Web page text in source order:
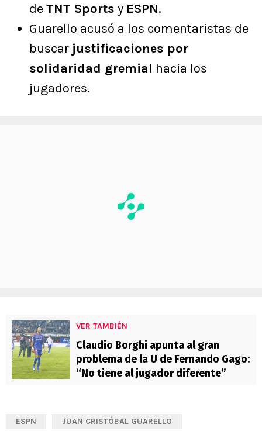
deTNT Sports y ESPN.
Guarello acusó a los comentaristas de
buscar justificaciones por
solidaridad gremial hacia los
jugadores.
VER TAMBIÉN
Claudio Borghi apunta al gran
problema de la U de Fernando Gago:
“No tiene al jugador diferente”
ESPN JUAN CRISTÓBAL GUARELLO